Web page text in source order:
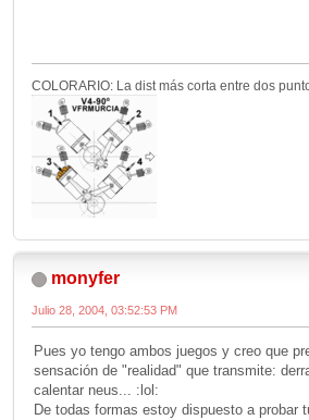
COLORARIO: La dist más corta entre dos
monyfer
Julio 28, 2004, 03:52:53 PM
Pues yo tengo ambos juegos y creo que
sensación de "realidad" que transmite:
calentar neus... :lol:
De todas formas estoy dispuesto a probar